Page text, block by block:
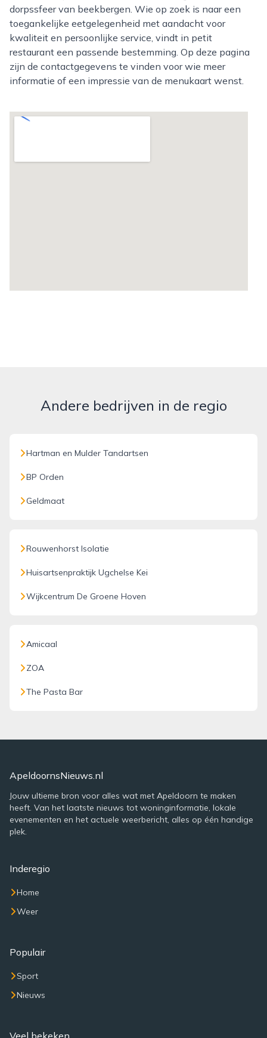
dorpssfeer van beekbergen. Wie op zoek is naar een
toegankelijke eetgelegenheid met aandacht voor
kwaliteit en persoonlijke service, vindt in petit
restaurant een passende bestemming. Op deze pagina
zijn de contactgegevens te vinden voor wie meer
informatie of een impressie van de menukaart wenst.
Andere bedrijven in de regio
Hartman en Mulder Tandartsen
BP Orden
Geldmaat
Rouwenhorst Isolatie
Huisartsenpraktijk Ugchelse Kei
Wijkcentrum De Groene Hoven
Amicaal
ZOA
The Pasta Bar
ApeldoornsNieuws.nl
Jouw ultieme bron voor alles wat met Apeldoorn te maken
heeft. Van het laatste nieuws tot woninginformatie, lokale
evenementen en het actuele weerbericht, alles op één handige
plek.
Inderegio
Home
Weer
Populair
Sport
Nieuws
Veel bekeken